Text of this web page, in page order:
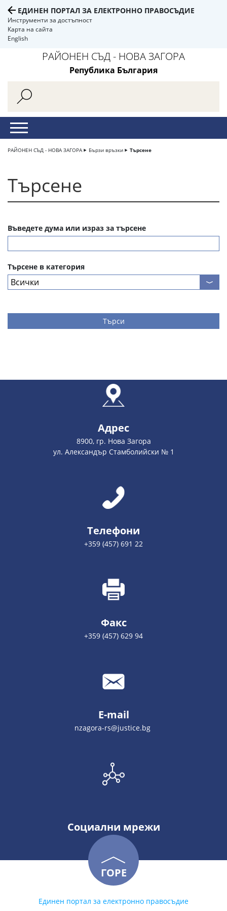
ЕДИНЕН ПОРТАЛ ЗА ЕЛЕКТРОННО ПРАВОСЪДИЕ
Инструменти за достъпност
Карта на сайта
English
РАЙОНЕН СЪД - НОВА ЗАГОРА
Република България
РАЙОНЕН СЪД - НОВА ЗАГОРА Бързи връзки Търсене
Търсене
Въведете дума или израз за търсене
Търсене в категория
Търси
Адрес
8900, гр. Нова Загора
ул. Александър Стамболийски № 1
Телефони
+359 (457) 691 22
Факс
+359 (457) 629 94
E-mail
nzagora-rs@justice.bg
Социални мрежи
ГОРЕ
Единен портал за електронно правосъдие